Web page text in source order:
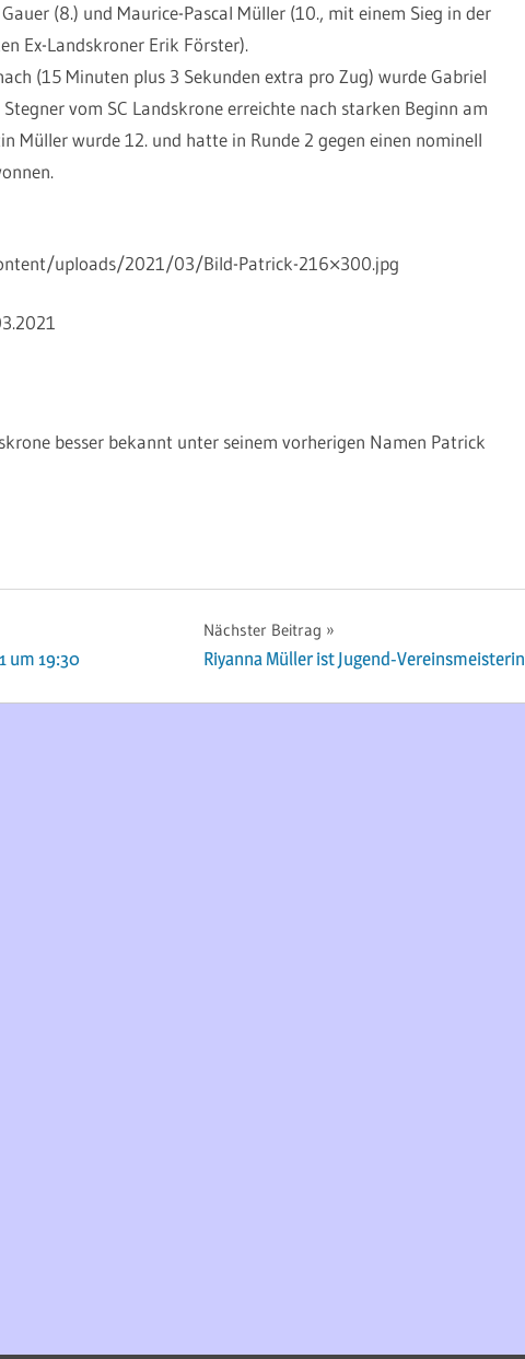
(8.) und Maurice-Pascal Müller (10., mit einem Sieg in der
Ex-Landskroner Erik Förster).
(15 Minuten plus 3 Sekunden extra pro Zug) wurde Gabriel
vom SC Landskrone erreichte nach starken Beginn am
Müller wurde 12. und hatte in Runde 2 gegen einen nominell
uploads/2021/03/Bild-Patrick-216×300.jpg
besser bekannt unter seinem vorherigen Namen Patrick
um 19:30
Nächster Beitrag
Riyanna Müller ist Jugend-Vereinsmeisterin